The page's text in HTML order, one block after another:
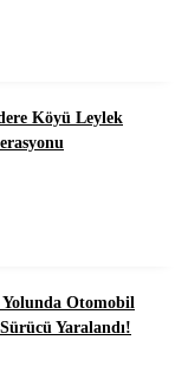
Köyü Leylek
Otomobil
Yaralandı!